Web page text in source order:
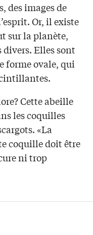
des images de
Or, il existe
sur la planète,
Elles sont
forme ovale, qui
Cette abeille
les coquilles
«La
coquille doit être
ni trop